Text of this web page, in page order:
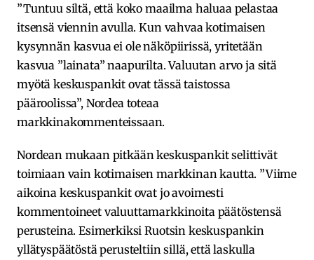
”Tuntuu siltä, että koko maailma haluaa pelastaa
itsensä viennin avulla. Kun vahvaa kotimaisen
kysynnän kasvua ei ole näköpiirissä, yritetään
kasvua ”lainata” naapurilta. Valuutan arvo ja sitä
myötä keskuspankit ovat tässä taistossa
pääroolissa”, Nordea toteaa
markkinakommenteissaan.
Nordean mukaan pitkään keskuspankit selittivät
toimiaan vain kotimaisen markkinan kautta. ”Viime
aikoina keskuspankit ovat jo avoimesti
kommentoineet valuuttamarkkinoita päätöstensä
perusteina. Esimerkiksi Ruotsin keskuspankin
yllätyspäätöstä perusteltiin sillä, että laskulla